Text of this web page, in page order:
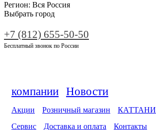
Регион: Вся Россия
Выбрать город
+7 (812) 655-50-50
Бесплатный звонок по России
компании Новости
Акции Розничный магазин
КАТТАНИ
Сервис
Доставка и оплата Контакты